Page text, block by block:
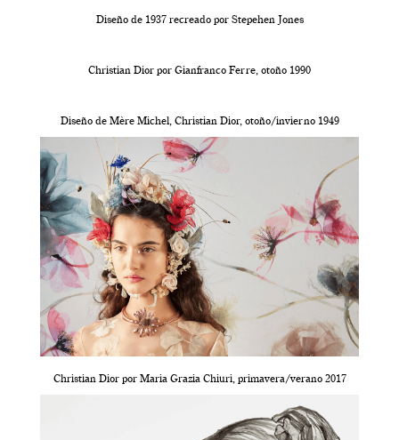
Diseño de 1937 recreado por Stepehen Jones
Christian Dior por Gianfranco Ferre, otoño 1990
Diseño de Mère Michel, Christian Dior, otoño/invierno 1949
Christian Dior por Maria Grazia Chiuri, primavera/verano 2017